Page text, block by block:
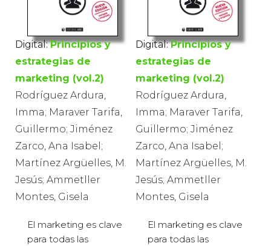
Digital: Principios y
estrategias de
marketing (vol.2)
Rodríguez Ardura,
Imma; Maraver Tarifa,
Guillermo; Jiménez
Zarco, Ana Isabel;
Martínez Argüelles, M.
Jesús; Ammetller
Montes, Gisela
El marketing es clave
para todas las
Digital: Principios y
estrategias de
marketing (vol.2)
Rodríguez Ardura,
Imma; Maraver Tarifa,
Guillermo; Jiménez
Zarco, Ana Isabel;
Martínez Argüelles, M.
Jesús; Ammetller
Montes, Gisela
El marketing es clave
para todas las